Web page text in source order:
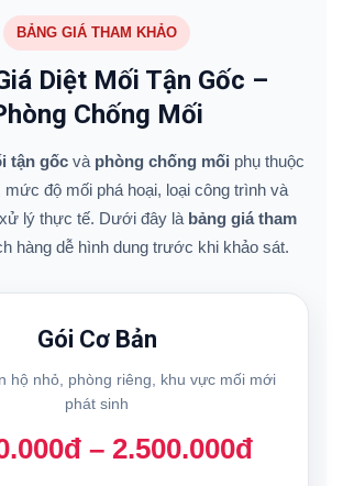
BẢNG GIÁ THAM KHẢO
Diệt Mối Tận Gốc –
Chống Mối
tận gốcvà phòng chống mối phụ thuộc
mức độ mối phá hoại, loại công trình và
lý thực tế. Dưới đây là bảng giá tham
hàng dễ hình dung trước khi khảo sát.
Gói Cơ Bản
hộ nhỏ, phòng riêng, khu vực mối mới
phát sinh
– 2.500.000đ